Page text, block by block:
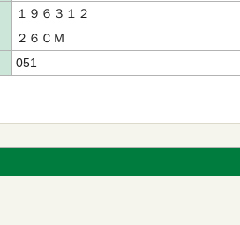
１９６３１２
２６ＣＭ
051